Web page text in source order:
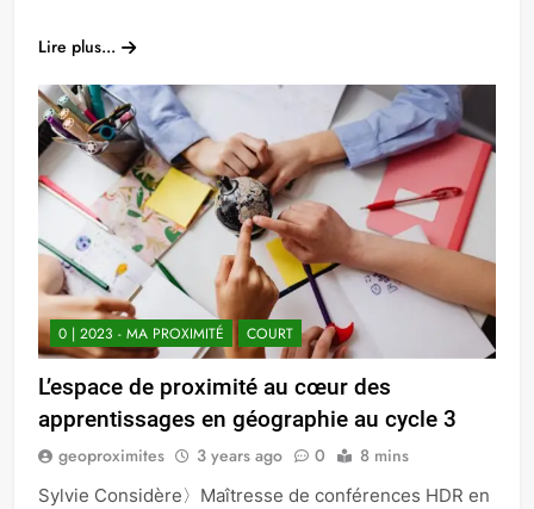
Lire plus...
0 | 2023 - MA PROXIMITÉ COURT
L’espace de proximité au cœur des
apprentissages en géographie au cycle 3
geoproximites 3 years ago 0 8 mins
Sylvie Considère〉Maîtresse de conférences HDR en